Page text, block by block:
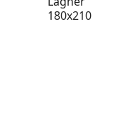
180x210